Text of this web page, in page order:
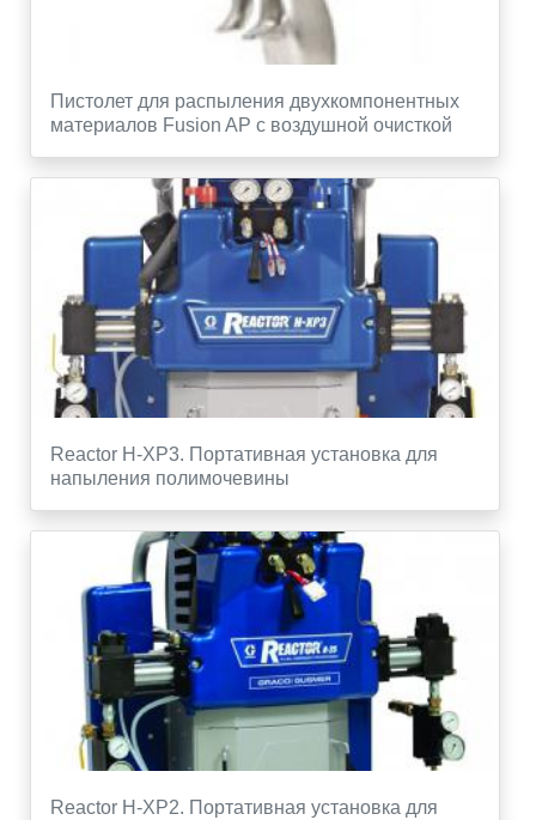
Пистолет для распыления двухкомпонентных
материалов Fusion AP с воздушной очисткой
Reactor H-XP3. Портативная установка для
напыления полимочевины
Reactor H-XP2. Портативная установка для